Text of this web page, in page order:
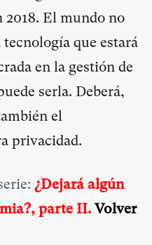
El mundo no
que estará
en la gestión de
serla. Deberá,
el
privacidad.
¿Dejará algún
parte II. Volver